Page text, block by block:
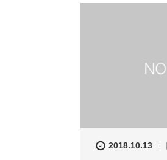
2018.10.13